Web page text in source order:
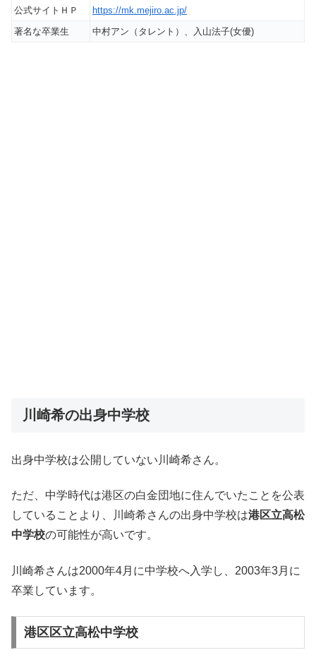
公式サイトＨＰ
https://mk.mejiro.ac.jp/
著名な卒業生
中村アン（タレント）、入山法子(女優)
川崎希の出身中学校
出身中学校は公開していない川崎希さん。
ただ、中学時代は港区の白金団地に住んでいたことを公表
していることより、川崎希さんの出身中学校は港区立高松
中学校の可能性が高いです。
川崎希さんは2000年4月に中学校へ入学し、2003年3月に
卒業しています。
港区区立高松中学校